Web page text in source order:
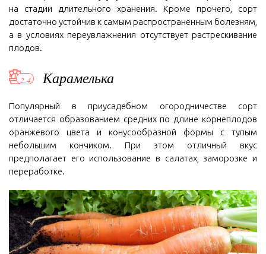
на стадии длительного хранения. Кроме прочего, сорт
достаточно устойчив к самым распространённым болезням,
а в условиях переувлажнения отсутствует растрескивание
плодов.
Карамелька
Популярный в приусадебном огородничестве сорт
отличается образованием средних по длине корнеплодов
оранжевого цвета и конусообразной формы с тупым
небольшим кончиком. При этом отличный вкус
предполагает его использование в салатах, заморозке и
переработке.